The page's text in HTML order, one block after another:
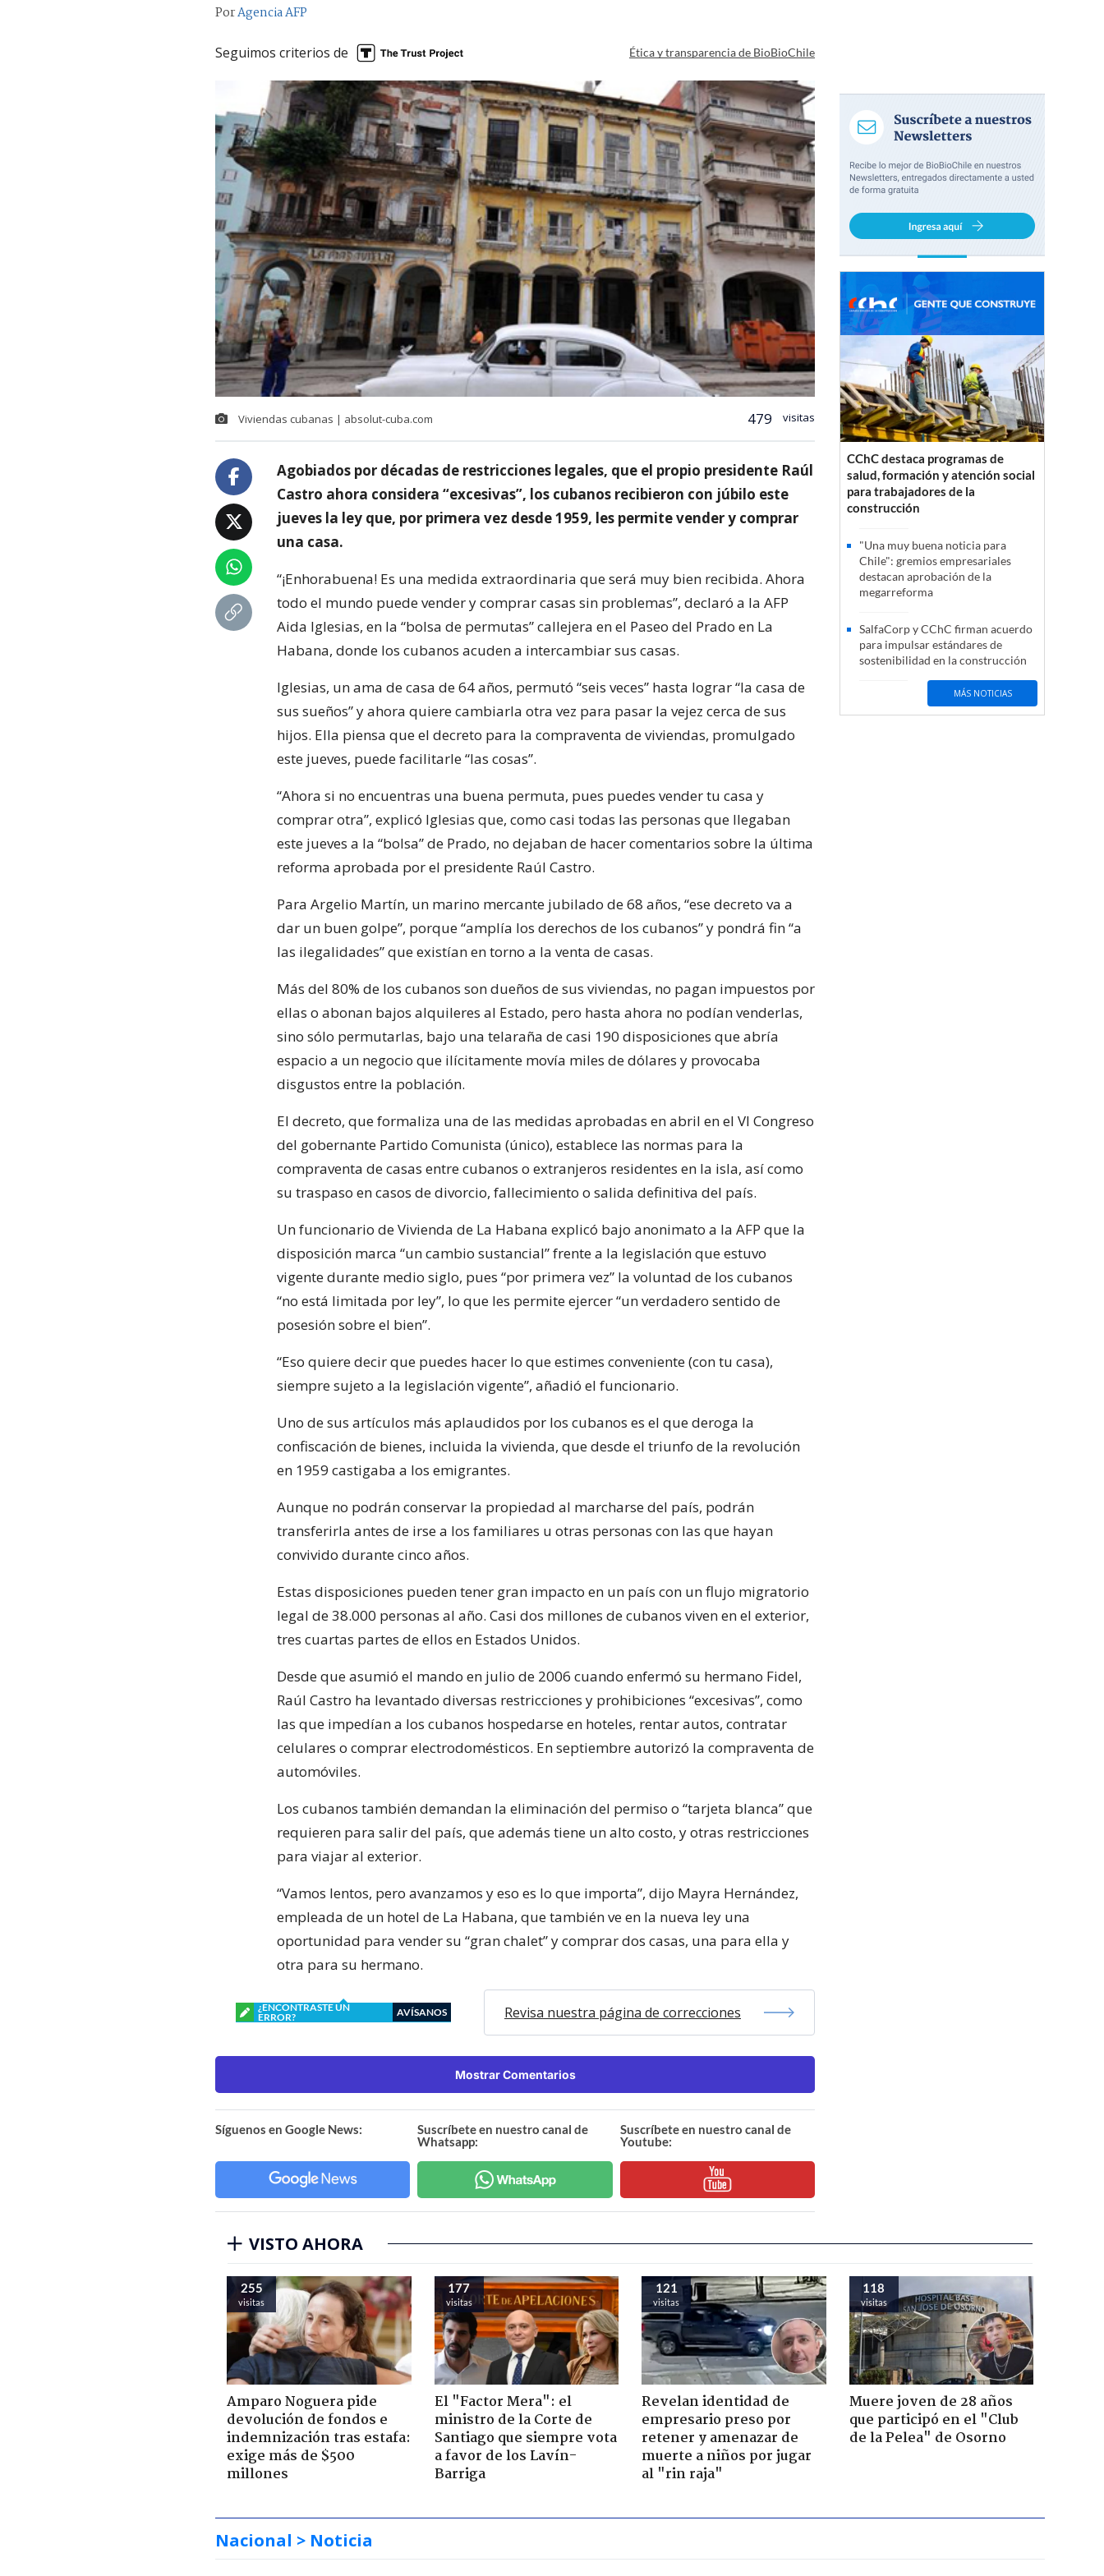
PorAgencia AFP
Seguimos criterios de Ética y transparencia de BioBioChile
Viviendas cubanas | absolut-cuba.com 479 visitas
Agobiados por décadas de restricciones legales, que el propio presidente Raúl
Castro ahora considera “excesivas”, los cubanos recibieron con júbilo este
jueves la ley que, por primera vez desde 1959, les permite vender y comprar
una casa.
“¡Enhorabuena! Es una medida extraordinaria que será muy bien recibida. Ahora
todo el mundo puede vender y comprar casas sin problemas”, declaró a la AFP
Aida Iglesias, en la “bolsa de permutas” callejera en el Paseo del Prado en La
Habana, donde los cubanos acuden a intercambiar sus casas.
Iglesias, un ama de casa de 64 años, permutó “seis veces” hasta lograr “la casa de
sus sueños” y ahora quiere cambiarla otra vez para pasar la vejez cerca de sus
hijos. Ella piensa que el decreto para la compraventa de viviendas, promulgado
este jueves, puede facilitarle “las cosas”.
“Ahora si no encuentras una buena permuta, pues puedes vender tu casa y
comprar otra”, explicó Iglesias que, como casi todas las personas que llegaban
este jueves a la “bolsa” de Prado, no dejaban de hacer comentarios sobre la última
reforma aprobada por el presidente Raúl Castro.
Para Argelio Martín, un marino mercante jubilado de 68 años, “ese decreto va a
dar un buen golpe”, porque “amplía los derechos de los cubanos” y pondrá fin “a
las ilegalidades” que existían en torno a la venta de casas.
Más del 80% de los cubanos son dueños de sus viviendas, no pagan impuestos por
ellas o abonan bajos alquileres al Estado, pero hasta ahora no podían venderlas,
sino sólo permutarlas, bajo una telaraña de casi 190 disposiciones que abría
espacio a un negocio que ilícitamente movía miles de dólares y provocaba
disgustos entre la población.
El decreto, que formaliza una de las medidas aprobadas en abril en el VI Congreso
del gobernante Partido Comunista (único), establece las normas para la
compraventa de casas entre cubanos o extranjeros residentes en la isla, así como
su traspaso en casos de divorcio, fallecimiento o salida definitiva del país.
Un funcionario de Vivienda de La Habana explicó bajo anonimato a la AFP que la
disposición marca “un cambio sustancial” frente a la legislación que estuvo
vigente durante medio siglo, pues “por primera vez” la voluntad de los cubanos
“no está limitada por ley”, lo que les permite ejercer “un verdadero sentido de
posesión sobre el bien”.
“Eso quiere decir que puedes hacer lo que estimes conveniente (con tu casa),
siempre sujeto a la legislación vigente”, añadió el funcionario.
Uno de sus artículos más aplaudidos por los cubanos es el que deroga la
confiscación de bienes, incluida la vivienda, que desde el triunfo de la revolución
en 1959 castigaba a los emigrantes.
Aunque no podrán conservar la propiedad al marcharse del país, podrán
transferirla antes de irse a los familiares u otras personas con las que hayan
convivido durante cinco años.
Estas disposiciones pueden tener gran impacto en un país con un flujo migratorio
legal de 38.000 personas al año. Casi dos millones de cubanos viven en el exterior,
tres cuartas partes de ellos en Estados Unidos.
Desde que asumió el mando en julio de 2006 cuando enfermó su hermano Fidel,
Raúl Castro ha levantado diversas restricciones y prohibiciones “excesivas”, como
las que impedían a los cubanos hospedarse en hoteles, rentar autos, contratar
celulares o comprar electrodomésticos. En septiembre autorizó la compraventa de
automóviles.
Los cubanos también demandan la eliminación del permiso o “tarjeta blanca” que
requieren para salir del país, que además tiene un alto costo, y otras restricciones
para viajar al exterior.
“Vamos lentos, pero avanzamos y eso es lo que importa”, dijo Mayra Hernández,
empleada de un hotel de La Habana, que también ve en la nueva ley una
oportunidad para vender su “gran chalet” y comprar dos casas, una para ella y
otra para su hermano.
¿ENCONTRASTE UN
ERROR?
AVÍSANOS Revisa nuestra página de correcciones
Mostrar Comentarios
Síguenos en Google News:
Suscríbete en nuestro canal de
Whatsapp:
Suscríbete en nuestro canal de
Youtube:
CChC destaca programas de
salud, formación y atención social
para trabajadores de la
construcción
"Una muy buena noticia para
Chile": gremios empresariales
destacan aprobación de la
megarreforma
SalfaCorp y CChC firman acuerdo
para impulsar estándares de
sostenibilidad en la construcción
MÁS NOTICIAS
VISTO AHORA
255
visitas
Amparo Noguera pide
devolución de fondos e
indemnización tras estafa:
exige más de $500
millones
177
visitas
El "Factor Mera": el
ministro de la Corte de
Santiago que siempre vota
a favor de los Lavín-
Barriga
121
visitas
Revelan identidad de
empresario preso por
retener y amenazar de
muerte a niños por jugar
al "rin raja"
118
visitas
Muere joven de 28 años
que participó en el "Club
de la Pelea" de Osorno
Nacional > Noticia